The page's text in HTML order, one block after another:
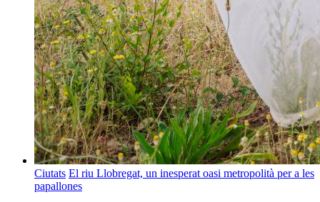
Ciutats El riu Llobregat, un inesperat oasi metropolità per a les
papallones